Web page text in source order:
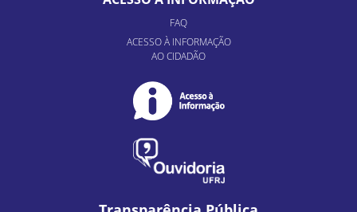
FAQ
ACESSO À INFORMAÇÃO
AO CIDADÃO